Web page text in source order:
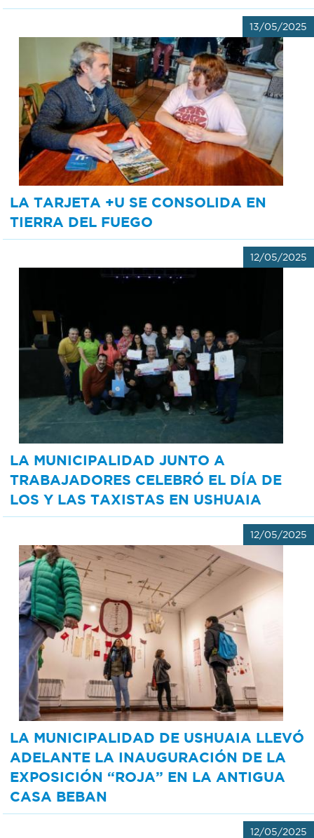
13/05/2025
LA TARJETA +U SE CONSOLIDA EN
TIERRA DEL FUEGO
12/05/2025
LA MUNICIPALIDAD JUNTO A
TRABAJADORES CELEBRÓ EL DÍA DE
LOS Y LAS TAXISTAS EN USHUAIA
12/05/2025
LA MUNICIPALIDAD DE USHUAIA LLEVÓ
ADELANTE LA INAUGURACIÓN DE LA
EXPOSICIÓN “ROJA” EN LA ANTIGUA
CASA BEBAN
12/05/2025